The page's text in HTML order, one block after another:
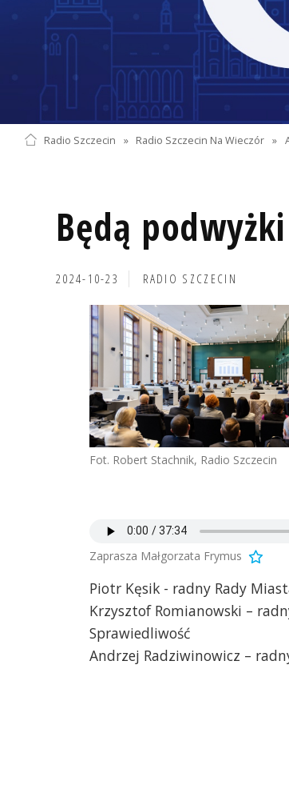
Radio Szczecin » Radio Szczecin Na Wieczór »
Będą
2024-10-23 RADIO SZCZECIN
Fot. Robert Stachnik, Radio Szczecin
Zaprasza Małgorzata Frymus
Piotr Kęsik - radny Rady
Krzysztof Romianowski –
Sprawiedliwość
Andrzej Radziwinowicz –